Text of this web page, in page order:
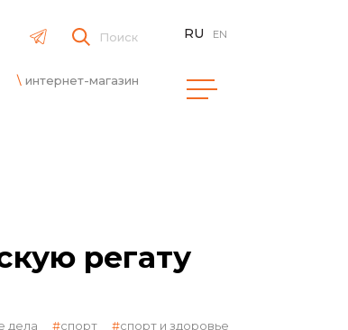
Поиск
интернет-магазин
RU EN
регату
дела спорт спорт и здоровье